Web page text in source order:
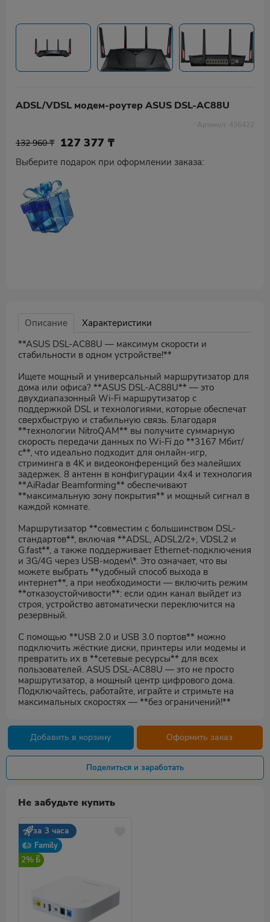
ADSL/VDSL модем-роутер ASUS DSL-AC88U
Артикул: 436422
132 960 ₸ 127 377 ₸
Выберите подарок при оформлении заказа:
Описание
Характеристики
**ASUS DSL-AC88U — максимум скорости и
стабильности в одном устройстве!**
Ищете мощный и универсальный маршрутизатор для
дома или офиса? **ASUS DSL-AC88U** — это
двухдиапазонный Wi-Fi маршрутизатор с
поддержкой DSL и технологиями, которые обеспечат
сверхбыструю и стабильную связь. Благодаря
**технологии NitroQAM** вы получите суммарную
скорость передачи данных по Wi-Fi до **3167 Мбит/
с**, что идеально подходит для онлайн-игр,
стриминга в 4K и видеоконференций без малейших
задержек. 8 антенн в конфигурации 4x4 и технология
**AiRadar Beamforming** обеспечивают
**максимальную зону покрытия** и мощный сигнал в
каждой комнате.
Маршрутизатор **совместим с большинством DSL-
стандартов**, включая **ADSL, ADSL2/2+, VDSL2 и
G.fast**, а также поддерживает Ethernet-подключения
и 3G/4G через USB-модем\*. Это означает, что вы
можете выбрать **удобный способ выхода в
интернет**, а при необходимости — включить режим
**отказоустойчивости**: если один канал выйдет из
строя, устройство автоматически переключится на
резервный.
С помощью **USB 2.0 и USB 3.0 портов** можно
подключить жёсткие диски, принтеры или модемы и
превратить их в **сетевые ресурсы** для всех
пользователей. ASUS DSL-AC88U — это не просто
маршрутизатор, а мощный центр цифрового дома.
Подключайтесь, работайте, играйте и стримьте на
максимальных скоростях — **без ограничений!**
Добавить в корзину Оформить заказ
Поделиться и заработать
Не забудьте купить
за 3 часа
Family
2%